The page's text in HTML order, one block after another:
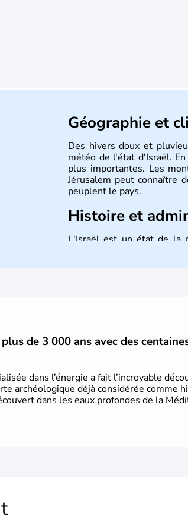
Géographie et
Des hivers doux et
météo de l'état d'Israël.
plus importantes. Les
Jérusalem peut connaître
peuplent le pays.
Histoire et
L'Israël est un état de la
plus de 3 000 ans avec des
dans l’énergie a fait l’incroyable
archéologique déjà considérée comme
dans les eaux profondes de la